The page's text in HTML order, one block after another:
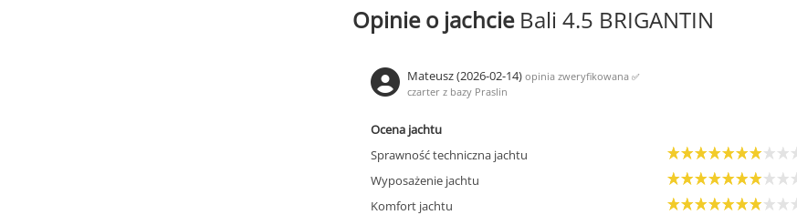
Opinie o jachcie Bali 4.5 BRIGANTIN
Mateusz (2026-02-14) opinia zweryfikowana ✅
czarter z bazy Praslin
Ocena jachtu
Sprawność techniczna jachtu
Wyposażenie jachtu
Komfort jachtu